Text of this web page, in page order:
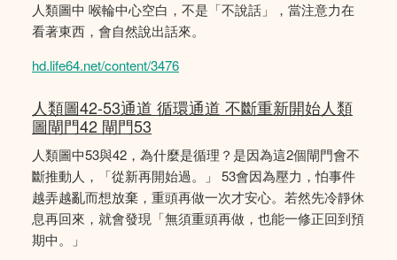
人類圖中 喉輪中心空白，不是「不說話」，當注意力在
看著東西，會自然說出話來。
hd.life64.net/content/3476
人類圖42-53通道 循環通道 不斷重新開始人類
圖閘門42 閘門53
人類圖中53與42，為什麼是循理？是因為這2個閘門會不
斷推動人，「從新再開始過。」 53會因為壓力，怕事件
越弄越亂而想放棄，重頭再做一次才安心。若然先冷靜休
息再回來，就會發現「無須重頭再做，也能一修正回到預
期中。」